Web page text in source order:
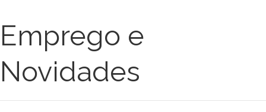
Emprego e
Novidades